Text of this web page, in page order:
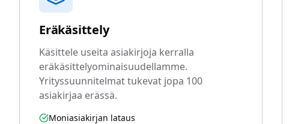
Eräkäsittely
Käsittele useita asiakirjoja kerralla
eräkäsittelyominaisuudellamme.
Yrityssuunnitelmat tukevat jopa 100
asiakirjaa erässä.
Moniasiakirjan lataus